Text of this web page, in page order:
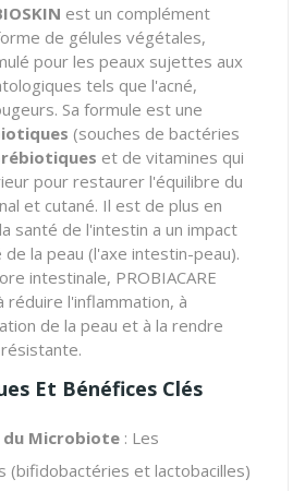
est un complément
de gélules végétales,
pour les peaux sujettes aux
tels que l'acné,
Sa formule est une
(souches de bactéries
et de vitamines qui
pour restaurer l'équilibre du
et cutané. Il est de plus en
santé de l'intestin a un impact
la peau (l'axe intestin-peau).
intestinale, PROBIACARE
réduire l'inflammation, à
de la peau et à la rendre
Et Bénéfices Clés
du Microbiote : Les
(bifidobactéries et lactobacilles)